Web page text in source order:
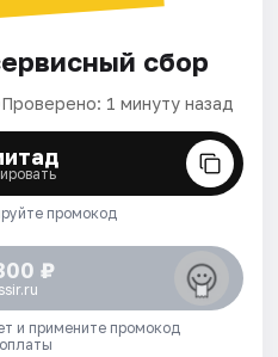
сбор
Проверено: 1 минуту назад
промокод
₽
и примените промокод